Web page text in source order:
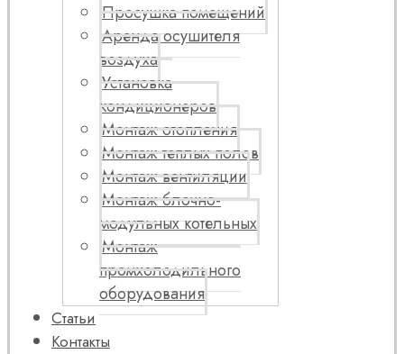
Просушка помещений
Аренда осушителя
воздуха
Установка
кондиционеров
Монтаж отопления
Монтаж теплых полов
Монтаж вентиляции
Монтаж блочно-
модульных котельных
Монтаж
промхолодильного
оборудования
Статьи
Контакты